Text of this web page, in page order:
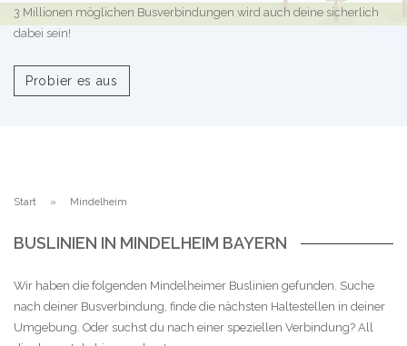
3 Millionen möglichen Busverbindungen wird auch deine sicherlich
dabei sein!
Probier es aus
Start Mindelheim
BUSLINIEN IN MINDELHEIM BAYERN
Wir haben die folgenden Mindelheimer Buslinien gefunden. Suche
nach deiner Busverbindung, finde die nächsten Haltestellen in deiner
Umgebung. Oder suchst du nach einer speziellen Verbindung? All